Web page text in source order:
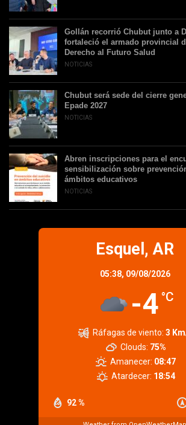
Gollán recorrió Chubut junto a
fortaleció el armado provincial
Derecho al Futuro Salud
NOTICIAS
Chubut será sede del cierre
Epade 2027
NOTICIAS
Abren inscripciones para el
sensibilización sobre
ámbitos educativos
NOTICIAS
Esquel, AR
05:38, 09/08/2026
-4 °C
92 %
Ráfagas de viento: 3
Clouds: 75%
Amanecer: 08:47
Atardecer: 18:54